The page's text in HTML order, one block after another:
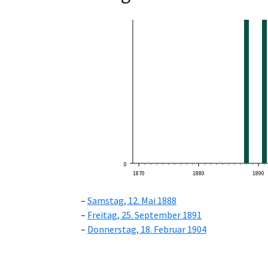
0
1870
1880 1890
Samstag, 12. Mai 1888
Freitag, 25. September 1891
Donnerstag, 18. Februar 1904